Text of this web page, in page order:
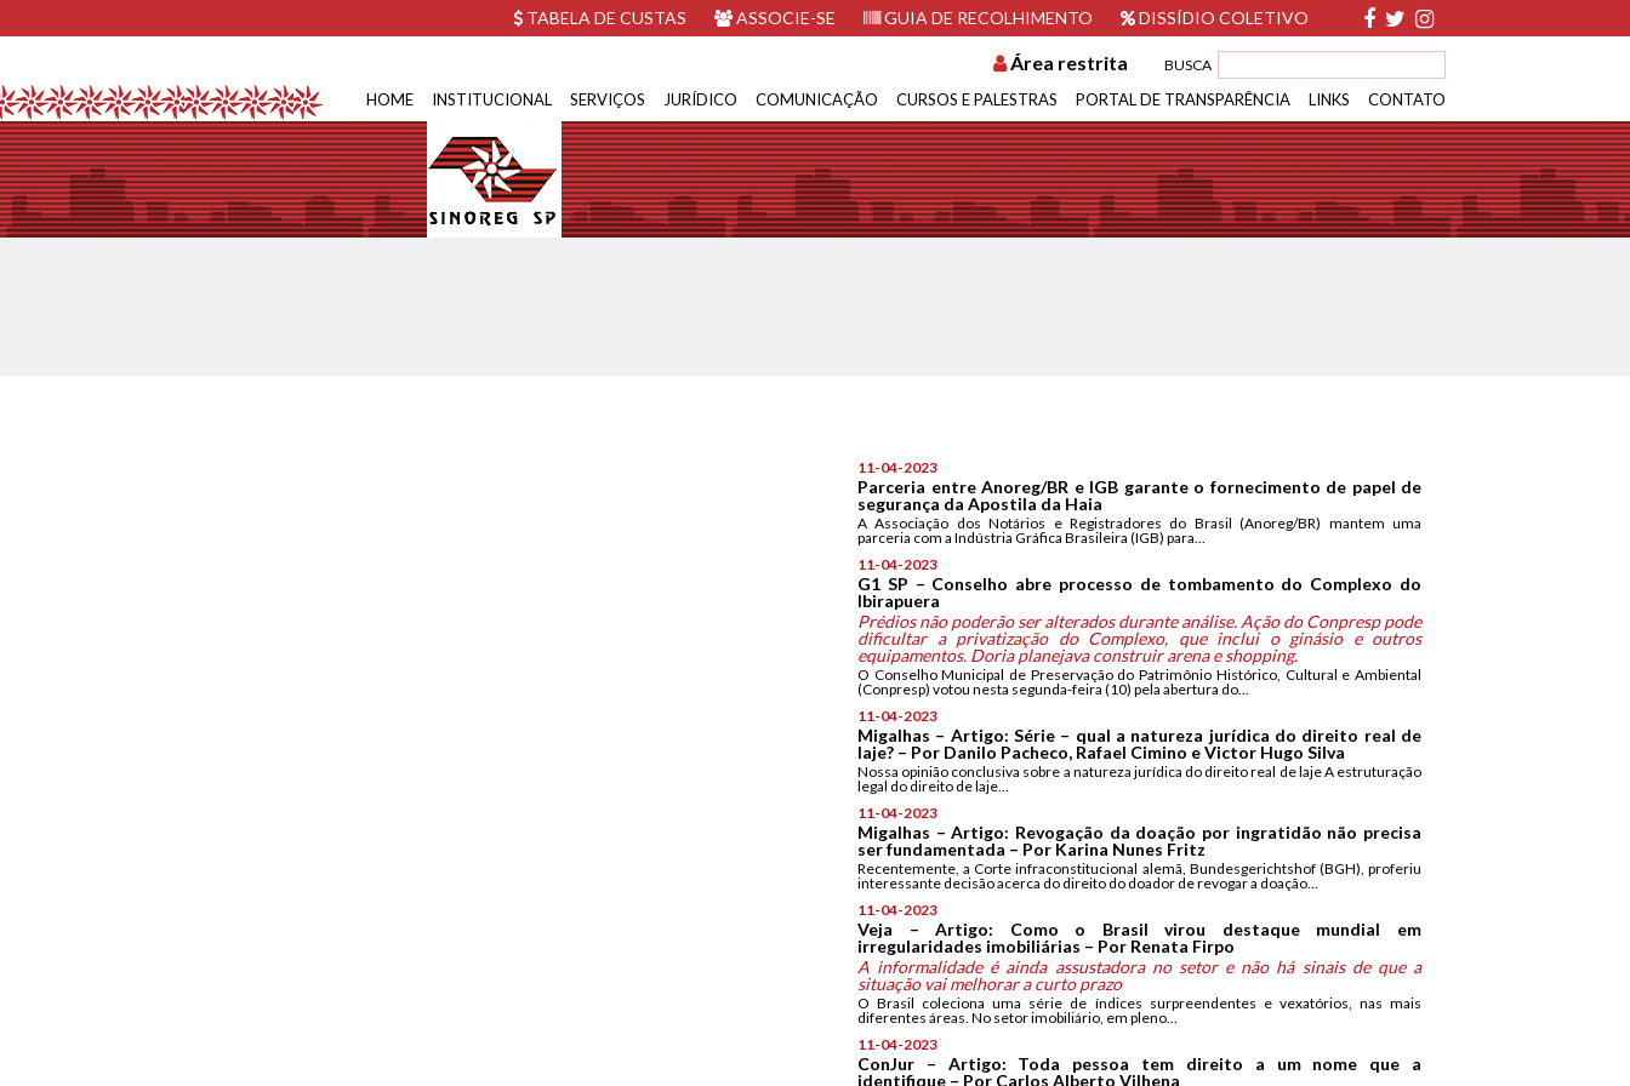
TABELA DE CUSTAS ASSOCIE-SE GUIA DE RECOLHIMENTO DISSÍDIO COLETIVO
BUSCA
Área restrita
HOME INSTITUCIONAL SERVIÇOS JURÍDICO COMUNICAÇÃO CURSOS E PALESTRAS PORTAL DE TRANSPARÊNCIA LINKS CONTATO
11-04-2023
Parceria entre Anoreg/BR e IGB garante o fornecimento de papel de
segurança da Apostila da Haia
A Associação dos Notários e Registradores do Brasil (Anoreg/BR) mantem uma
parceria com a Indústria Gráfica Brasileira (IGB) para...
11-04-2023
G1 SP – Conselho abre processo de tombamento do Complexo do
Ibirapuera
Prédios não poderão ser alterados durante análise. Ação do Conpresp pode
dificultar a privatização do Complexo, que inclui o ginásio e outros
equipamentos. Doria planejava construir arena e shopping.
O Conselho Municipal de Preservação do Patrimônio Histórico, Cultural e Ambiental
(Conpresp) votou nesta segunda-feira (10) pela abertura do...
11-04-2023
Migalhas – Artigo: Série – qual a natureza jurídica do direito real de
laje? – Por Danilo Pacheco, Rafael Cimino e Victor Hugo Silva
Nossa opinião conclusiva sobre a natureza jurídica do direito real de laje A estruturação
legal do direito de laje...
11-04-2023
Migalhas – Artigo: Revogação da doação por ingratidão não precisa
ser fundamentada – Por Karina Nunes Fritz
Recentemente, a Corte infraconstitucional alemã, Bundesgerichtshof (BGH), proferiu
interessante decisão acerca do direito do doador de revogar a doação...
11-04-2023
Veja – Artigo: Como o Brasil virou destaque mundial em
irregularidades imobiliárias – Por Renata Firpo
A informalidade é ainda assustadora no setor e não há sinais de que a
situação vai melhorar a curto prazo
O Brasil coleciona uma série de índices surpreendentes e vexatórios, nas mais
diferentes áreas. No setor imobiliário, em pleno...
11-04-2023
ConJur – Artigo: Toda pessoa tem direito a um nome que a
identifique – Por Carlos Alberto Vilhena